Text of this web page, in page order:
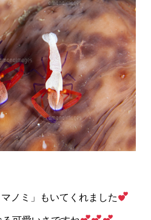
ノミ」もいてくれました